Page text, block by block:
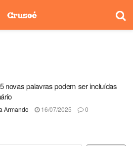
novas palavras podem ser incluídas
Armando 16/07/2025 0